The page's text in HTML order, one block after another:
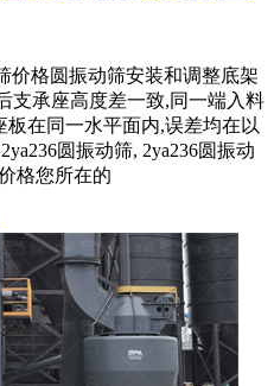
价格圆振动筛安装和调整底架
支承座高度差一致,同一端入料
在同一水平面内,误差均在以
圆振动筛, 2ya236圆振动
格您所在的